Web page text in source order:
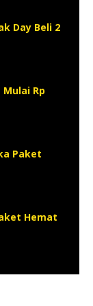
Day Beli 2
Rp
Paket
Hemat